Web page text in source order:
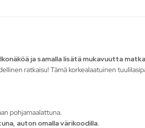
ja samalla lisätä mukavuutta
ratkaisu! Tämä korkealaatuinen
pohjamaalattuna.
auton omalla värikoodilla.